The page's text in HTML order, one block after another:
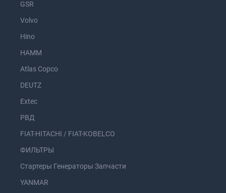
GSR
Volvo
Hino
HAMM
Atlas Copco
DEUTZ
Extec
РВД
FIAT-HITACHI / FIAT-KOBELCO
ФИЛЬТРЫ
Стартеры Генераторы Запчасти
YANMAR